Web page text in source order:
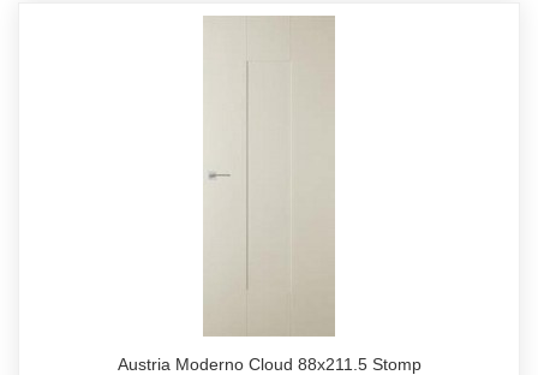
Austria Moderno Cloud 88x211.5 Stomp